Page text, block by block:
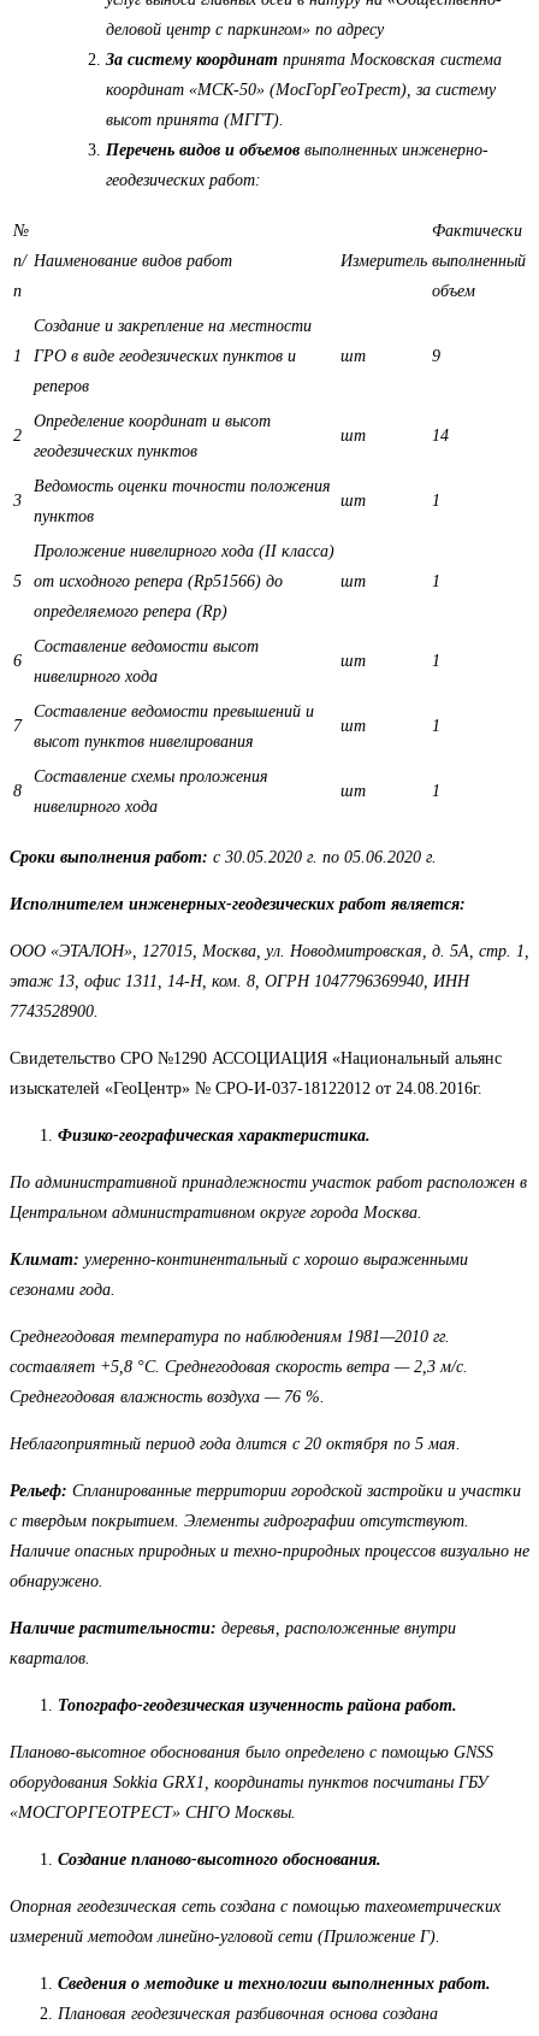
деловой центр с паркингом» по адресу
За систему координат принята Московская система
координат «МСК-50» (МосГорГеоТрест), за систему
высот принята (МГГТ).
Перечень видов и объемов выполненных инженерно-
геодезических работ:
№
п/
п
Наименование видов работ Измеритель
Фактически
выполненный
объем
1
Создание и закрепление на местности
ГРО в виде геодезических пунктов и
реперов
шт 9
2
Определение координат и высот
геодезических пунктов
шт 14
3
Ведомость оценки точности положения
пунктов
шт 1
5
Проложение нивелирного хода (II класса)
от исходного репера (Rp51566) до
определяемого репера (Rp)
шт 1
6
Составление ведомости высот
нивелирного хода
шт 1
7
Составление ведомости превышений и
высот пунктов нивелирования
шт 1
8
Составление схемы проложения
нивелирного хода
шт 1
Сроки выполнения работ: с 30.05.2020 г. по 05.06.2020 г.
Исполнителем инженерных-геодезических работ является:
ООО «ЭТАЛОН», 127015, Москва, ул. Новодмитровская, д. 5А, стр. 1,
этаж 13, офис 1311, 14-Н, ком. 8, ОГРН 1047796369940, ИНН
7743528900.
Свидетельство СРО №1290 АССОЦИАЦИЯ «Национальный альянс
изыскателей «ГеоЦентр» № СРО-И-037-18122012 от 24.08.2016г.
Физико-географическая характеристика.
По административной принадлежности участок работ расположен в
Центральном административном округе города Москва.
Климат: умеренно-континентальный с хорошо выраженными
сезонами года.
Среднегодовая температура по наблюдениям 1981—2010 гг.
составляет +5,8 °C. Среднегодовая скорость ветра — 2,3 м/с.
Среднегодовая влажность воздуха — 76 %.
Неблагоприятный период года длится с 20 октября по 5 мая.
Рельеф: Спланированные территории городской застройки и участки
с твердым покрытием. Элементы гидрографии отсутствуют.
Наличие опасных природных и техно-природных процессов визуально не
обнаружено.
Наличие растительности: деревья, расположенные внутри
кварталов.
Топографо-геодезическая изученность района работ.
Планово-высотное обоснования было определено с помощью GNSS
оборудования Sokkia GRX1, координаты пунктов посчитаны ГБУ
«МОСГОРГЕОТРЕСТ» СНГО Москвы.
Создание планово-высотного обоснования.
Опорная геодезическая сеть создана с помощью тахеометрических
измерений методом линейно-угловой сети (Приложение Г).
Сведения о методике и технологии выполненных работ.
Плановая геодезическая разбивочная основа создана